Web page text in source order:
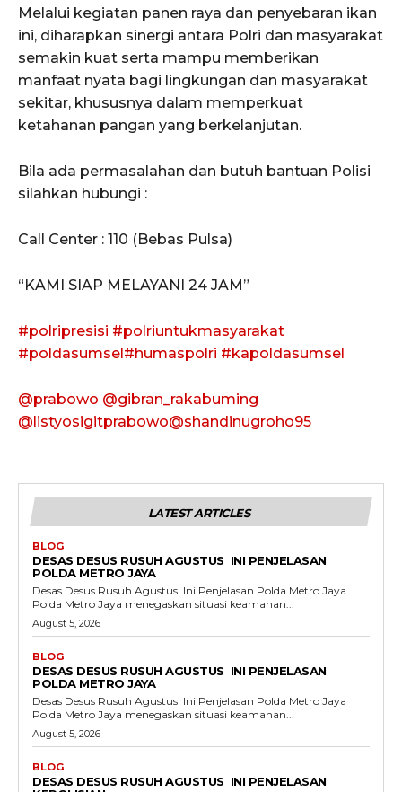
Melalui kegiatan panen raya dan penyebaran ikan
ini, diharapkan sinergi antara Polri dan masyarakat
semakin kuat serta mampu memberikan
manfaat nyata bagi lingkungan dan masyarakat
sekitar, khususnya dalam memperkuat
ketahanan pangan yang berkelanjutan.
Bila ada permasalahan dan butuh bantuan Polisi
silahkan hubungi :
Call Center : 110 (Bebas Pulsa)
“KAMI SIAP MELAYANI 24 JAM”
#polripresisi #polriuntukmasyarakat
#poldasumsel#humaspolri #kapoldasumsel
@prabowo @gibran_rakabuming
@listyosigitprabowo@shandinugroho95
LATEST ARTICLES
BLOG
DESAS DESUS RUSUH AGUSTUS INI PENJELASAN
POLDA METRO JAYA
Desas Desus Rusuh Agustus Ini Penjelasan Polda Metro Jaya
Polda Metro Jaya menegaskan situasi keamanan...
August 5, 2026
BLOG
DESAS DESUS RUSUH AGUSTUS INI PENJELASAN
POLDA METRO JAYA
Desas Desus Rusuh Agustus Ini Penjelasan Polda Metro Jaya
Polda Metro Jaya menegaskan situasi keamanan...
August 5, 2026
BLOG
DESAS DESUS RUSUH AGUSTUS INI PENJELASAN